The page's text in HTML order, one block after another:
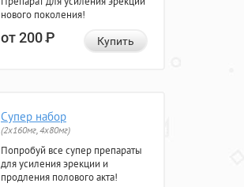
нового поколения!
от 200Р Купить
Супер набор
(2х160мг, 4х80мг)
Попробуй все супер препараты
для усиления эрекции и
продления полового акта!